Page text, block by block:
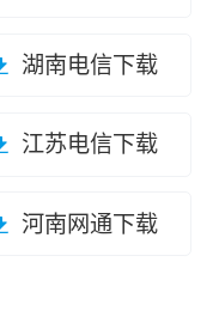
湖南电信下载
江苏电信下载
河南网通下载